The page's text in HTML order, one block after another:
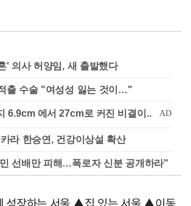
' 의사 허양임, 새 출발했다
출 수술 "여성성 잃는 것이…"
라 한승연, 건강이상설 확산
선배만 피해…폭로자 신분 공개하라"